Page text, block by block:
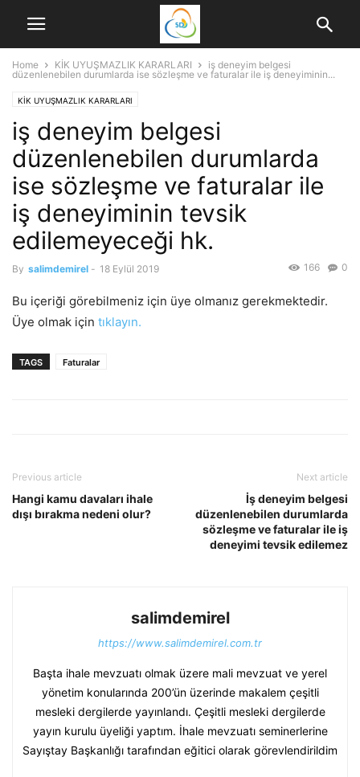
Home KİK UYUŞMAZLIK KARARLARI
iş deneyim belgesi
düzenlenebilen durumlarda ise sözleşme ve faturalar ile iş deneyiminin...
KİK UYUŞMAZLIK KARARLARI
iş deneyim belgesi
düzenlenebilen durumlarda
ise sözleşme ve faturalar ile
iş deneyiminin tevsik
edilemeyeceği hk.
By salimdemirel - 18 Eylül 2019 0
166
Bu içeriği görebilmeniz için üye olmanız gerekmektedir.
Üye olmak için tıklayın.
TAGS Faturalar
Previous article
Hangi kamu davaları ihale
dışı bırakma nedeni olur?
Next article
İş deneyim belgesi
düzenlenebilen durumlarda
sözleşme ve faturalar ile iş
deneyimi tevsik edilemez
salimdemirel
https://www.salimdemirel.com.tr
Başta ihale mevzuatı olmak üzere mali mevzuat ve yerel
yönetim konularında 200’ün üzerinde makalem çeşitli
mesleki dergilerde yayınlandı. Çeşitli mesleki dergilerde
yayın kurulu üyeliği yaptım. İhale mevzuatı seminerlerine
Sayıştay Başkanlığı tarafından eğitici olarak görevlendirildim